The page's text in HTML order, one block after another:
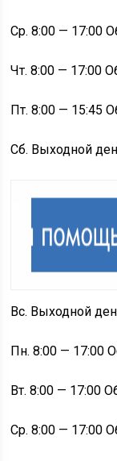
Ср. 8:00 — 17:00
Чт. 8:00 — 17:00
Пт. 8:00 — 15:45
Сб. Выходной
Вс. Выходной
Пн. 8:00 — 17:00
Вт. 8:00 — 17:00
Ср. 8:00 — 17:00